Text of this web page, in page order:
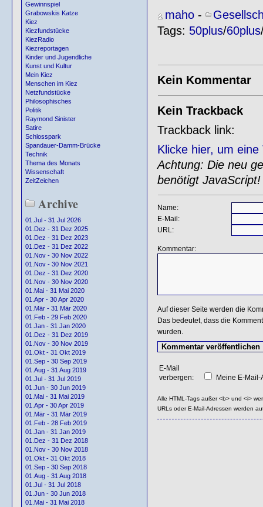
Gewinnspiel
Grabowskis Katze
Kiez
Kiezfundstücke
KiezRadio
Kiezreportagen
Kinder und Jugendliche
Kunst und Kultur
Mein Kiez
Menschen im Kiez
Netzfundstücke
Philosophisches
Politik
Raymond Sinister
Satire
Schlosspark
Spandauer-Damm-Brücke
Technik
Thema des Monats
Wissenschaft
ZeitZeichen
Archive
01.Jul - 31 Jul 2026
01.Dez - 31 Dez 2025
01.Dez - 31 Dez 2023
01.Dez - 31 Dez 2022
01.Nov - 30 Nov 2022
01.Nov - 30 Nov 2021
01.Dez - 31 Dez 2020
01.Nov - 30 Nov 2020
01.Mai - 31 Mai 2020
01.Apr - 30 Apr 2020
01.Mär - 31 Mär 2020
01.Feb - 29 Feb 2020
01.Jan - 31 Jan 2020
01.Dez - 31 Dez 2019
01.Nov - 30 Nov 2019
01.Okt - 31 Okt 2019
01.Sep - 30 Sep 2019
01.Aug - 31 Aug 2019
01.Jul - 31 Jul 2019
01.Jun - 30 Jun 2019
01.Mai - 31 Mai 2019
01.Apr - 30 Apr 2019
01.Mär - 31 Mär 2019
01.Feb - 28 Feb 2019
01.Jan - 31 Jan 2019
01.Dez - 31 Dez 2018
01.Nov - 30 Nov 2018
01.Okt - 31 Okt 2018
01.Sep - 30 Sep 2018
01.Aug - 31 Aug 2018
01.Jul - 31 Jul 2018
01.Jun - 30 Jun 2018
01.Mai - 31 Mai 2018
maho-
Tags: 50plus/60plus
Kein Kommentar
Kein Trackback
Trackback link:
Klicke hier, um
Achtung: Die neu
benötigt JavaScript!
Name:
E-Mail:
URL:
Kommentar:
Auf dieser Seite werden die
Das bedeutet, dass die
wurden.
E-Mail
verbergen:
Meine E-
Alle HTML-Tags außer <b> und <i>
URLs oder E-Mail-Adressen werden